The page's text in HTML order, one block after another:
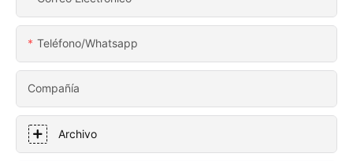
Teléfono/whatsapp
Compañía
Archivo